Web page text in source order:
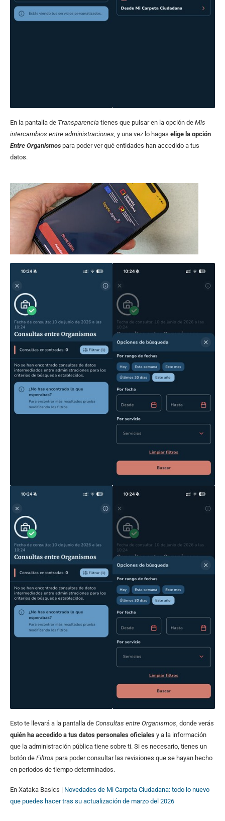
En la pantalla de Transparencia tienes que pulsar en la opción de Mis
intercambios entre administraciones , y una vez lo hagas elige la opción
Entre Organismos para poder ver qué entidades han accedido a tus
datos.
Esto te llevará a la pantalla de Consultas entre Organismos , donde verás
quién ha accedido a tus datos personales oficiales y a la información
que la administración pública tiene sobre ti. Si es necesario, tienes un
botón de Filtros para poder consultar las revisiones que se hayan hecho
en periodos de tiempo determinados.
En Xataka Basics | Novedades de Mi Carpeta Ciudadana: todo lo nuevo
que puedes hacer tras su actualización de marzo del 2026